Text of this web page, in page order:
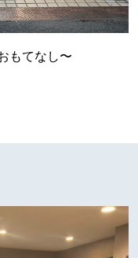
もてなし〜